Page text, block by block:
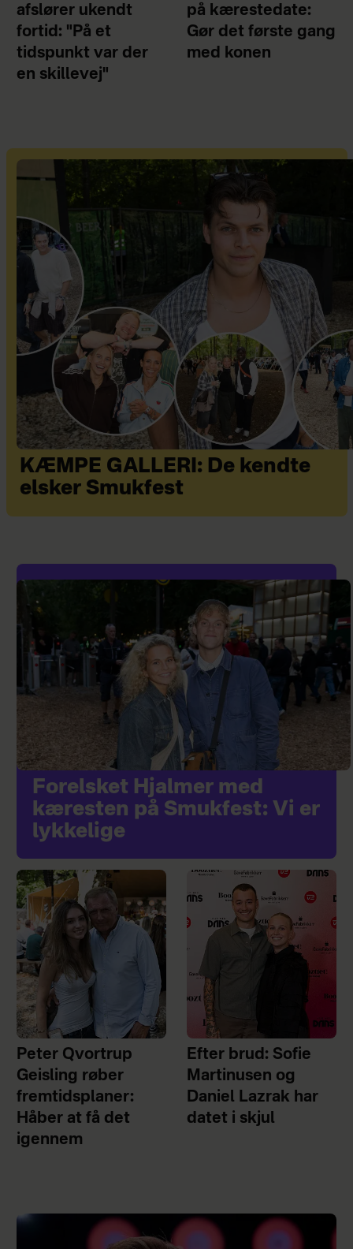
afslører ukendt
fortid: "På et
tidspunkt var der
en skillevej"
på kærestedate:
Gør det første gang
med konen
KÆMPE GALLERI: De kendte
elsker Smukfest
Forelsket Hjalmer med
kæresten på Smukfest: Vi er
lykkelige
Peter Qvortrup
Geisling røber
fremtidsplaner:
Håber at få det
igennem
Efter brud: Sofie
Martinusen og
Daniel Lazrak har
datet i skjul